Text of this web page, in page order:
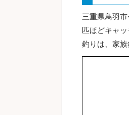
三重県鳥羽
匹ほどキャ
釣りは、家族